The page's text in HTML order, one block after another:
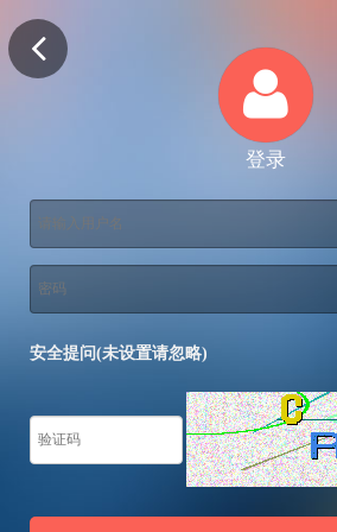
登录
安全提问(未设置请忽略)